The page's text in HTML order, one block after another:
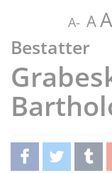
A- A
Bestatter